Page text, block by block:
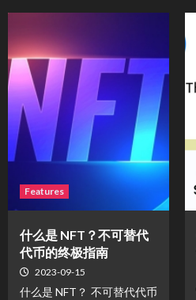
Features
什么是 NFT？不可替代
代币的终极指南
2023-09-15
什么是 NFT？ 不可替代代币